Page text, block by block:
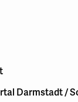
Darmstadt /